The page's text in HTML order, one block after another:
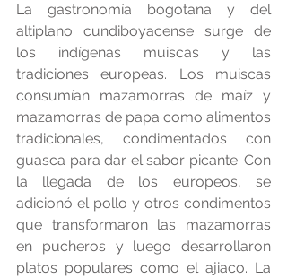
​La gastronomía bogotana y del
altiplano cundiboyacense surge de
los indígenas muiscas y las
tradiciones europeas. Los muiscas
consumían mazamorras de maíz y
mazamorras de papa como alimentos
tradicionales, condimentados con
guasca para dar el sabor picante. Con
la llegada de los europeos, se
adicionó el pollo y otros condimentos
que transformaron las mazamorras
en pucheros y luego desarrollaron
platos populares como el ajiaco. La